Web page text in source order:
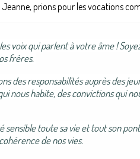
prions pour les vocations
voix qui parlent à votre âme !
frères.
des responsabilités auprès des
nous habite, desconvictions qui
sensible toute sa vie et tout son
de nos vies.